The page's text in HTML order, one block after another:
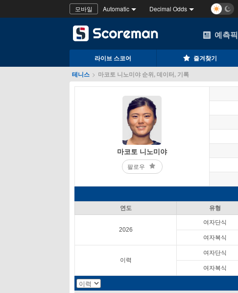
모바일 Automatic Decimal Odds
예측픽
라이브 스코어 즐겨찾기
테니스 > 마코토 니노미야 순위, 데이터, 기록
마코토 니노미야
팔로우
연도 유형
2026
여자단식
여자복식
이력
여자단식
여자복식